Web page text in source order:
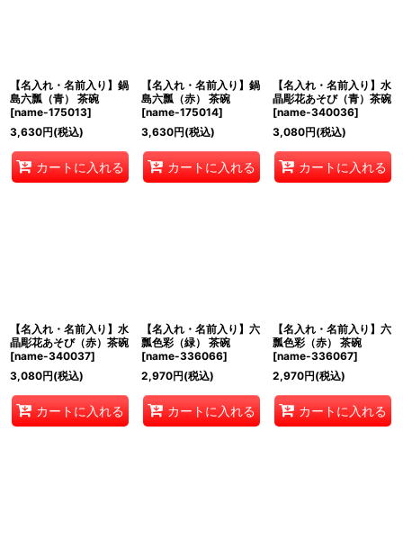
【名入れ・名前入り】鍋
島六瓢（青） 茶碗
[name-175013]
3,630円(税込)
カートに入れる
【名入れ・名前入り】鍋
島六瓢（赤） 茶碗
[name-175014]
3,630円(税込)
カートに入れる
【名入れ・名前入り】水
晶彫花あそび（青）茶碗
[name-340036]
3,080円(税込)
カートに入れる
【名入れ・名前入り】水
晶彫花あそび（赤）茶碗
[name-340037]
3,080円(税込)
カートに入れる
【名入れ・名前入り】六
瓢色彩（緑） 茶碗
[name-336066]
2,970円(税込)
カートに入れる
【名入れ・名前入り】六
瓢色彩（赤） 茶碗
[name-336067]
2,970円(税込)
カートに入れる